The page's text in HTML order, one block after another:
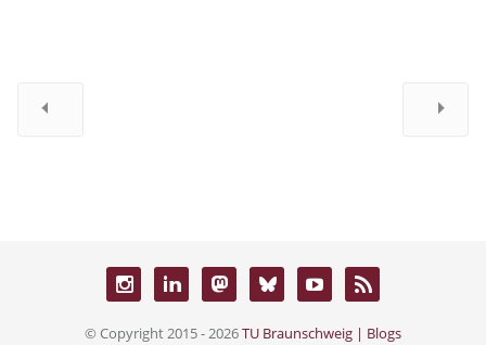
© Copyright 2015 - 2026TU Braunschweig | Blogs